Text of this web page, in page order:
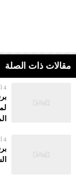
مقالات ذات الصلة
4 أغسطس 2026
4 أغسطس 2026